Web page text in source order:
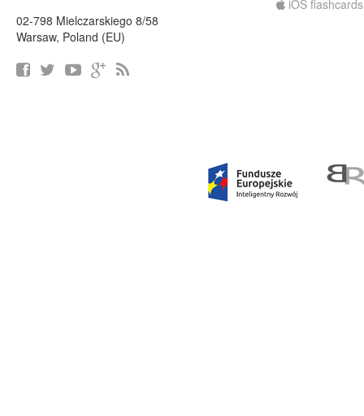
02-798 Mielczarskiego 8/58
Warsaw, Poland (EU)
iOS flashcards